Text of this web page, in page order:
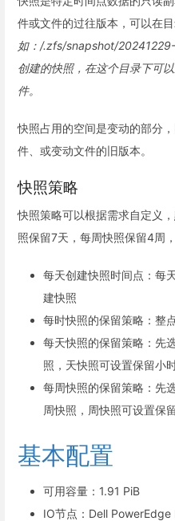
件或文件的过往版本，可以在
如：/.zfs/snapshot/
创建的快照，在这个目录下可
件。
快照占用的空间是变动的部分
件、或变动文件的旧版本。
快照策略
快照策略可以根据需求自定义
照保留7天，每周快照保留4周，
每天创建快照时间点：每
建快照
每时快照的保留策略：整
每天快照的保留策略：先
照，天快照可设置保留小
每周快照的保留策略：先
周快照，周快照可设置保
基本配置
可用容量：1.91 PiB
IO节点：Dell PowerEdge